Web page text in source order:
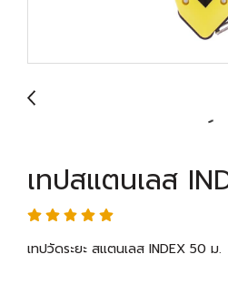
เทปสแตนเลส
เทปวัดระยะ สแตนเลส INDEX 50 ม.